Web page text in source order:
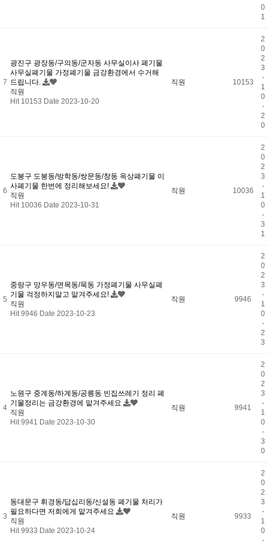
0
1
7
광진구 광장동/구의동/군자동 사무실이사 폐기물
사무실폐기물 가정폐기물 금강환경에서 수거해
드립니다.
직원
Hit 10153 Date 2023-10-20
직원 10153
2
0
2
3
-
1
0
-
2
0
6
도봉구 도봉동/방학동/쌍문동/창동 옥상폐기물 이
사폐기물 한번에 정리해보세요!
직원
Hit 10036 Date 2023-10-31
직원 10036
2
0
2
3
-
1
0
-
3
1
5
중랑구 망우동/면목동/묵동 가정폐기물 사무실폐
기물 걱정하지말고 맡겨주세요!
직원
Hit 9946 Date 2023-10-23
직원 9946
2
0
2
3
-
1
0
-
2
3
4
노원구 중계동/하계동/공릉동 빈집쓰레기 정리 폐
기물정리는 금강환경에 맡겨주세요
직원
Hit 9941 Date 2023-10-30
직원 9941
2
0
2
3
-
1
0
-
3
0
3
동대문구 휘경동/답십리동/신설동 폐기물 처리가
필요하다면 저희에게 맡겨주세요
직원
Hit 9933 Date 2023-10-24
직원 9933
2
0
2
3
-
1
0
-